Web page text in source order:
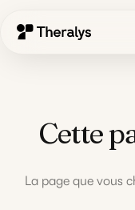
Cette
La page que vous